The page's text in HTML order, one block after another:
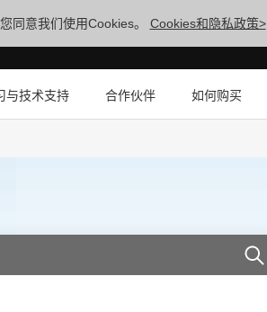
同意我们使用Cookies。 Cookies和隐私政策>
与技术支持 合作伙伴 如何购买